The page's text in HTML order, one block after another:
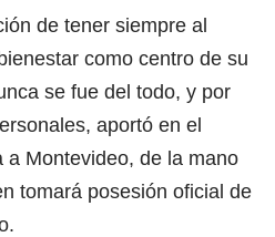
de tener siempre al
como centro de su
se fue del todo, y por
aportó en el
a Montevideo, de la mano
tomará posesión oficial de